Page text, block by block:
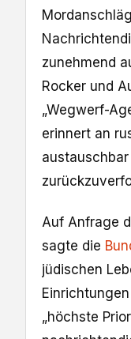
zunehmend
Rocker und
„Wegwerf-
erinnert an
Auf Anfrage
sagte die
jüdischen
„höchste